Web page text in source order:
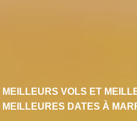
MEILLEURS VOLS ET
MEILLEURES DATES À